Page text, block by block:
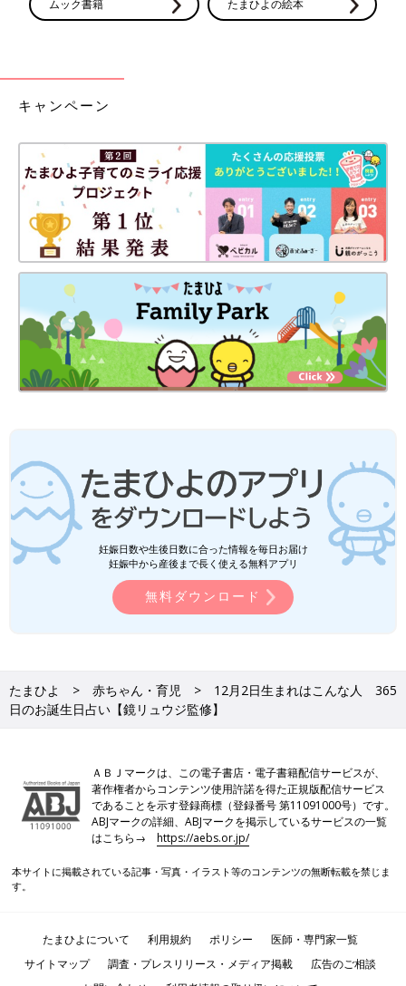
ムック書籍 たまひよの絵本
キャンペーン
妊娠日数や生後日数に合った情報を毎日お届け
妊娠中から産後まで長く使える無料アプリ
無料ダウンロード
たまひよ 赤ちゃん・育児
12月2日生まれはこんな人 365
日のお誕生日占い【鏡リュウジ監修】
ＡＢＪマークは、この電子書店・電子書籍配信サービスが、
著作権者からコンテンツ使用許諾を得た正規版配信サービス
であることを示す登録商標（登録番号 第11091000号）です。
ABJマークの詳細、ABJマークを掲示しているサービスの一覧
はこちら→https://aebs.or.jp/
本サイトに掲載されている記事・写真・イラスト等のコンテンツの無断転載を禁じま
す。
たまひよについて 利用規約 ポリシー
医師・専門家一覧
サイトマップ
調査・プレスリリース・メディア掲載
広告のご相談